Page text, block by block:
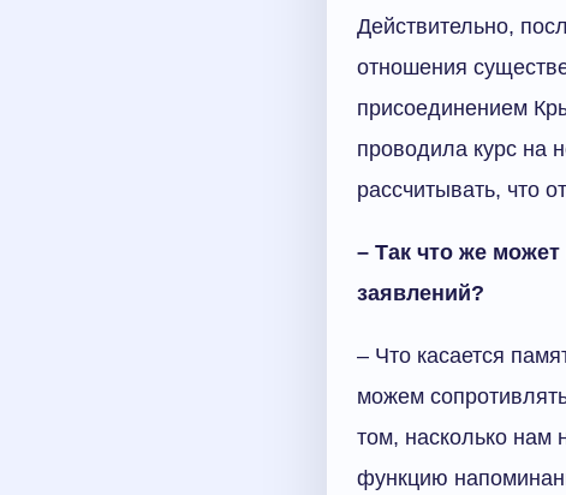
Действительно,
отношения
присоединением
проводила курс на
рассчитывать, что
– Так что же
заявлений?
– Что касается
можем
том, насколько нам
функцию